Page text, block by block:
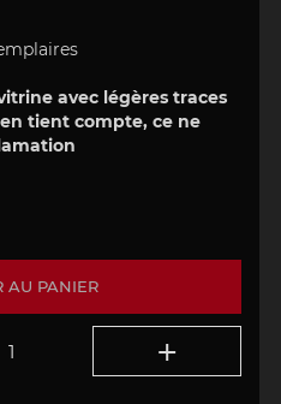
avec légères traces
tient compte, ce ne
AU PANIER